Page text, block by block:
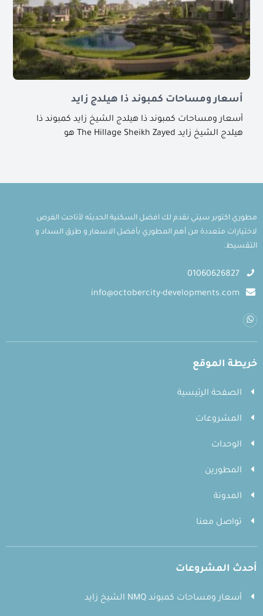
أسعار ومساحات كمبوند ذا هيلدج زايد
أسعار ومساحات كمبوند ذا هيلدج الشيخ زايد كمبوند ذا
هيلدج الشيخ زايد The Hillage Sheikh Zayed هو
مطوري اكتوبر سيتي نقدم لك افضل السكنية الحديثه لأتاحت الفرص
لاختيارات متعددة من أهم المطوري بأفضل الاسعار و طرق السداد و
التقسيط.
01060626827
info@octobercity-developments.com
خريطة الموقع
الصفحة الرئيسية
المشروعات
الوحدات
المطورين
المدونة
تواصل معنا
أحدث المشروعات
أسعار ومساحات كمبوند NMQ الشيخ زايد